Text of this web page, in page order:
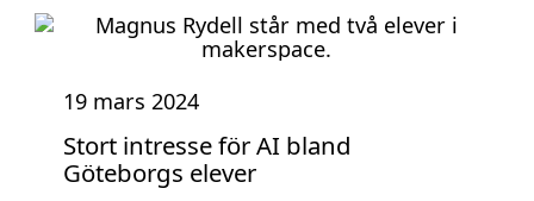
19 mars 2024
Stort intresse för AI bland
Göteborgs elever